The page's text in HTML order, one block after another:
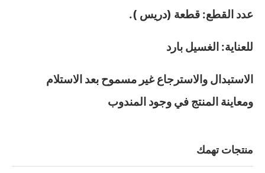
عدد القطع: قطعة (دريس ).
للعناية: الغسيل بارد
الاستبدال والاسترجاع غير مسموح بعد الاستلام
ومعاينة المنتج في وجود المندوب
منتجات تهمك